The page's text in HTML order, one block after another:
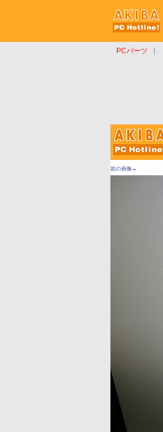
PCパーツ
前の画像←